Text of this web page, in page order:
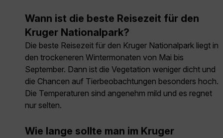
Wann ist die beste Reisezeit für den
Kruger Nationalpark?
Die beste Reisezeit für den Kruger Nationalpark liegt in
den trockeneren Wintermonaten von Mai bis
September. Dann ist die Vegetation weniger dicht und
die Chancen auf Tierbeobachtungen besonders hoch.
Die Temperaturen sind angenehm mild und es regnet
nur selten.
Wie lange sollte man im Kruger